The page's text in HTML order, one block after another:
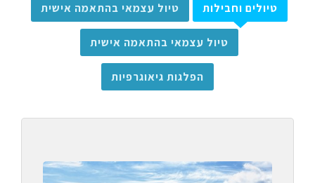
טיולים וחבילות טיול עצמאי בהתאמה אישית
טיול עצמאי בהתאמה אישית
הפלגות גיאוגרפיות